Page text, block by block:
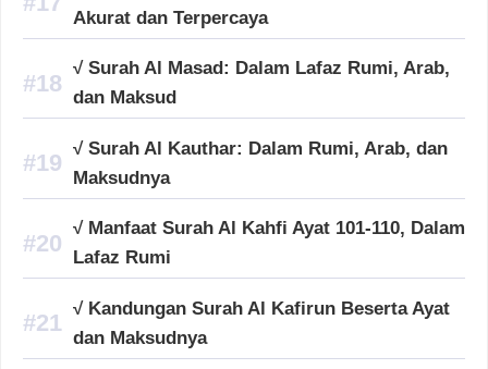
Akurat dan Terpercaya
√ Surah Al Masad: Dalam Lafaz Rumi, Arab,
dan Maksud
√ Surah Al Kauthar: Dalam Rumi, Arab, dan
Maksudnya
√ Manfaat Surah Al Kahfi Ayat 101-110, Dalam
Lafaz Rumi
√ Kandungan Surah Al Kafirun Beserta Ayat
dan Maksudnya